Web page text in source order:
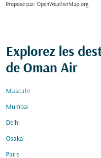
Proposé par: OpenWeatherMap.org
Explorez les
de Oman Air
Mascate
Mumbai
Delhi
Osaka
Paris